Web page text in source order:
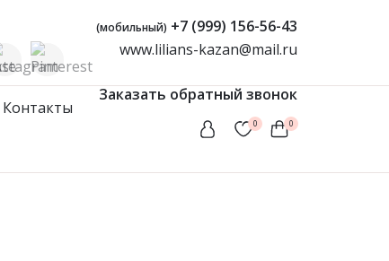
(мобильный) +7 (999) 156-56-43
www.lilians-kazan@mail.ru
Заказать обратный звонок
Контакты
0 0